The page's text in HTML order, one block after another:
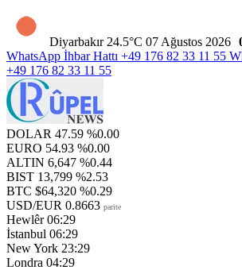
Diyarbakır 24.5°C 07 Ağustos 2026
WhatsApp İhbar Hattı +49 176 82 33 11 55
+49 176 82 33 11 55
DOLAR 47.59 %0.00
EURO 54.93 %0.00
ALTIN 6,647 %0.44
BIST 13,799 %2.53
BTC $64,320 %0.29
USD/EUR 0.8663 parite
Hewlêr 06:29
İstanbul 06:29
New York 23:29
Londra 04:29